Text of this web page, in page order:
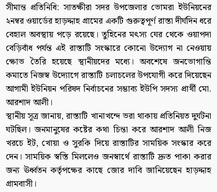
সীমান্ত প্রতিনিধি: সাতক্ষীরা সদর উপজেলার ভোমরা ইউনিয়নের
২নম্বর ওয়ার্ডের হাড়দ্দাহ গ্রামের একটি গুরুত্বপূর্ণ রাস্তা দীর্ঘদিন ধরে
বেহাল অবস্থায় পড়ে রয়েছে। তুহিনের মৎস্য ঘের থেকে ওয়াপদা
বেড়িবাঁধ পর্যন্ত এই রাস্তাটি সংস্কারে কোনো উদ্যোগ না নেওয়ায়
ক্ষোভ তৈরি হয়েছে স্থানীয়দের মধ্যে। অবশেষে জনভোগান্তি
কমাতে নিজস্ব উদ্যোগে রাস্তাটি চলাচলের উপযোগী করে দিয়েছেন
আগামী ইউনিয়ন পরিষদ নির্বাচনের সম্ভাব্য ইউপি সদস্য প্রার্থী মো.
আরশাদ আলী।
স্থানীয় সূত্র জানায়, রাস্তাটি খানাখন্দে ভরা থাকায় প্রতিনিয়ত দুর্ঘটনা
ঘটছিল। জনমানুষের কষ্টের কথা চিন্তা করে আরশাদ আলী নিজ
খরচে ইট, খোয়া ও সুরকি দিয়ে রাস্তাটির সাময়িক সংস্কার করে
দেন। সাময়িক স্বস্তি মিললেও জনস্বার্থে রাস্তাটি দ্রুত পাকা করার
জন্য ঊর্ধ্বতন কর্তৃপক্ষের কাছে জোর দাবি জানিয়েছেন হাড়দ্দাহ
গ্রামবাসী।